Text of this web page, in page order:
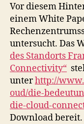
Vor diesem
einem White
untersucht. Das
des Standorts
Connectivity“
unterhttp://
oud/die-
die-cloud-
Download bereit.